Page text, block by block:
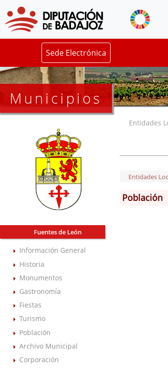
Sede Electrónica
Municipios
Fuentes de León
Información General
Historia
Monumentos
Gastronomía
Fiestas
Turismo
Población
Archivo Municipal
Corporación
Entidades
Entidades
Población